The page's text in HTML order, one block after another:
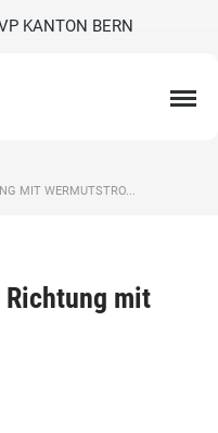
KANTON BERN
MIT WERMUTSTRO...
mit